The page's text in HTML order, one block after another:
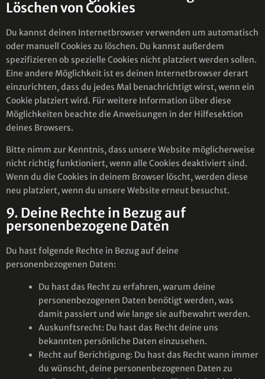
Löschen von Cookies
Du kannst deinen Internetbrowser verwenden um automatisch
oder manuell Cookies zu löschen. Du kannst außerdem
spezifizieren ob spezielle Cookies nicht platziert werden sollen.
Eine andere Möglichkeit ist es deinen Internetbrowser derart
einzurichten, dass du jedes Mal benachrichtigt wirst, wenn ein
Cookie platziert wird. Für weitere Information über diese
Möglichkeiten beachte die Anweisungen in der Hilfesektion
deines Browsers.
Bitte nimm zur Kenntnis, dass unsere Website möglicherweise
nicht richtig funktioniert, wenn alle Cookies deaktiviert sind.
Wenn du die Cookies in deinem Browser löscht, werden diese
neu platziert, wenn du unsere Website erneut besuchst.
9. Deine Rechte in Bezug auf
personenbezogene Daten
Du hast folgende Rechte in Bezug auf deine
personenbezogenen Daten:
Du hast das Recht zu erfahren, warum deine
personenbezogenen Daten benötigt werden, was
damit passiert und wie lange sie aufbewahrt werden.
Auskunftsrecht: Du hast das Recht deine uns
bekannten persönliche Daten einzusehen.
Recht auf Berichtigung: Du hast das Recht wann immer
du wünscht, deine personenbezogenen Daten zu